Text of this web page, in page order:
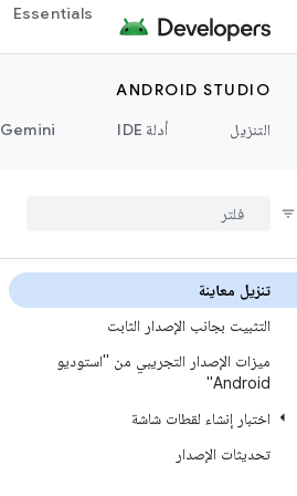
Essentials
ANDROID STUDIO
التنزيل
أدلة IDE ‫Gemini في "استوديو Android"
تنزيل معاينة
التثبيت بجانب الإصدار الثابت
ميزات الإصدار التجريبي من "استوديو
Android"
اختبار إنشاء لقطات شاشة
تحديثات الإصدار